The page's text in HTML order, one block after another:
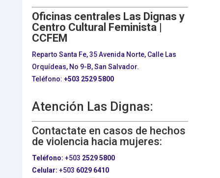
Oficinas centrales Las Dignas y
Centro Cultural Feminista |
CCFEM
Reparto Santa Fe, 35 Avenida Norte, Calle Las
Orquídeas, No 9-B, San Salvador.
Teléfono: +503 2529 5800
Atención Las Dignas:
Contactate en casos de hechos
de violencia hacia mujeres:
Teléfono: +503 2529 5800
Celular: +503 6029 6410